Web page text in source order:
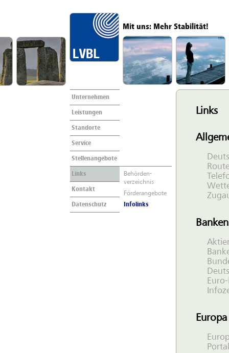
Mit uns: Mehr Stabilität!
Unternehmen
Leistungen
Standorte
Service
Stellenangebote
Links
Behörden-
verzeichnis
Förderangebote
Infolinks
Kontakt
Datenschutz
Links
Europa